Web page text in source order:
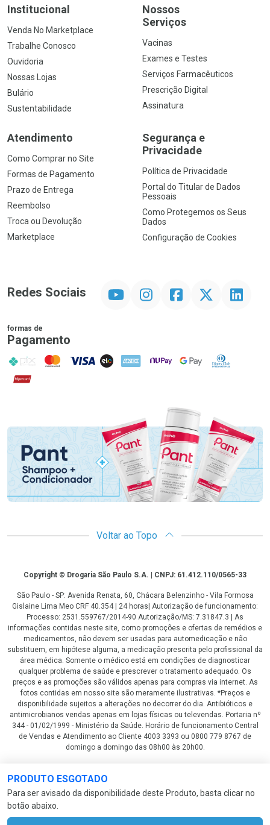
PRODUTO ESGOTADO
Para ser avisado da disponibilidade deste Produto, basta clicar no
botão abaixo.
Institucional
Venda No Marketplace
Trabalhe Conosco
Ouvidoria
Nossas Lojas
Bulário
Sustentabilidade
Nossos
Serviços
Vacinas
Exames e Testes
Serviços Farmacêuticos
Prescrição Digital
Assinatura
Atendimento
Como Comprar no Site
Formas de Pagamento
Prazo de Entrega
Reembolso
Troca ou Devolução
Marketplace
Segurança e
Privacidade
Política de Privacidade
Portal do Titular de Dados
Pessoais
Como Protegemos os Seus
Dados
Configuração de Cookies
Redes Sociais InstagramFacebookTwitter Linkedin
formas de
Pagamento
PIX MasterCard
VISA ELO AMEX NuPay Google PayDiners Club
Hipercard
Promoção em Destaque
Voltar ao Topo
CopyrightCopyright © Drogaria São Paulo S.A. | CNPJ: 61.412.110/0565-33
São Paulo - SP: Avenida Renata, 60, Chácara Belenzinho - Vila Formosa
Gislaine Lima Meo CRF 40.354 | 24 horas| Autorização de funcionamento:
Processo: 2531.559767/2014-90 Autorização/MS: 7.31847.3 | As
informações contidas neste site, como promoções e ofertas de remédios e
medicamentos, não devem ser usadas para automedicação e não
substituem, em hipótese alguma, a medicação prescrita pelo profissional da
área médica. Somente o médico está em condições de diagnosticar
qualquer problema de saúde e prescrever o tratamento adequado. Os
preços e as promoções são válidos apenas para compras via internet. As
fotos contidas em nosso site são meramente ilustrativas. *Preços e
disponibilidade sujeitos a alterações no decorrer do dia. Antibióticos e
antimicrobianos vendas apenas em lojas físicas ou televendas. Portaria nº
344 - 01/02/1999 - Ministério da Saúde. Horário de funcionamento Central
de Vendas e Atendimento ao Cliente 4003 3393 ou 0800 779 8767 de
domingo a domingo das 08h00 às 20h00.
LGPD Aceite os Cookies